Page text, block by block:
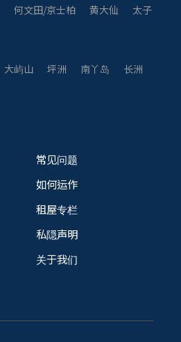
何文田/京士柏 黄大仙
太子
大屿山 坪洲 南丫岛 长洲
常见问题
如何运作
租屋专栏
私隠声明
关于我们